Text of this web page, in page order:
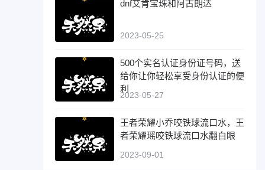
dnf艾肯宝珠和阿古朗达
2023-05-25
500个实名认证身份证号码，送
给你让你轻松享受身份认证的便
利
2023-05-27
王者荣耀小乔咬铁球流口水，王
者荣耀瑶咬铁球流口水翻白眼
2023-09-01